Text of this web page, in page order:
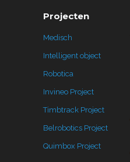
Projecten
Medisch
Intelligent object
Robotica
Invineo Project
Timbtrack Project
Belrobotics Project
Quimbox Project